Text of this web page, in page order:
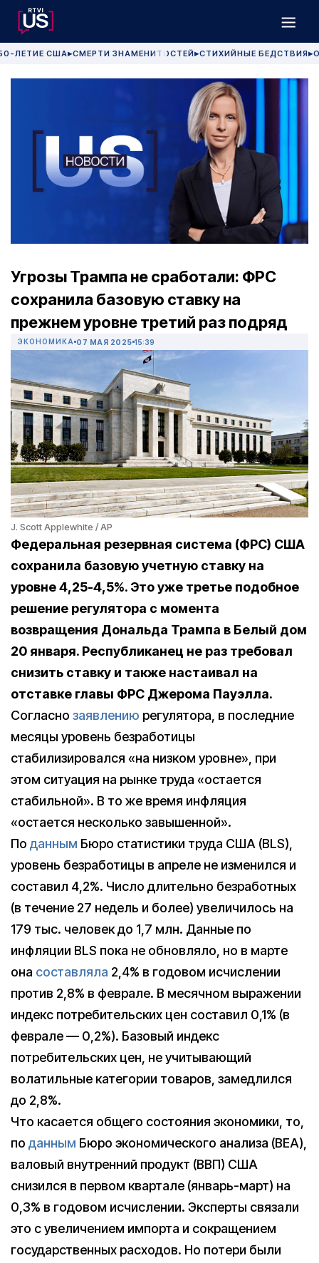
ЛЕТИЕ США▶СМЕРТИ ЗНАМЕНИТОСТЕЙ▶СТИХИЙНЫЕ БЕДСТВИЯ▶
Угрозы Трампа не сработали: ФРС
сохранила базовую ставку на
прежнем уровне третий раз подряд
ЭКОНОМИКА 07 МАЯ 2025 15:39
J. Scott Applewhite / AP
Федеральная резервная система (ФРС) США
сохранила базовую учетную ставку на
уровне 4,25-4,5%. Это уже третье подобное
решение регулятора с момента
возвращения Дональда Трампа в Белый дом
20 января. Республиканец не раз требовал
снизить ставку и также настаивал на
отставке главы ФРС Джерома Пауэлла.
Согласно заявлению регулятора, в последние
месяцы уровень безработицы
стабилизировался «на низком уровне», при
этом ситуация на рынке труда «остается
стабильной». В то же время инфляция
«остается несколько завышенной».
По данным Бюро статистики труда США (BLS),
уровень безработицы в апреле не изменился и
составил 4,2%. Число длительно безработных
(в течение 27 недель и более) увеличилось на
179 тыс. человек до 1,7 млн. Данные по
инфляции BLS пока не обновляло, но в марте
она составляла 2,4% в годовом исчислении
против 2,8% в феврале. В месячном выражении
индекс потребительских цен составил 0,1% (в
феврале — 0,2%). Базовый индекс
потребительских цен, не учитывающий
волатильные категории товаров, замедлился
до 2,8%.
Что касается общего состояния экономики, то,
по данным Бюро экономического анализа (BEA),
валовый внутренний продукт (ВВП) США
снизился в первом квартале (январь-март) на
0,3% в годовом исчислении. Эксперты связали
это с увеличением импорта и сокращением
государственных расходов. Но потери были